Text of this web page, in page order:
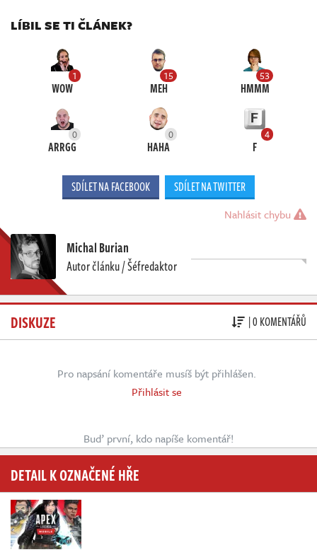
LÍBIL SE TI ČLÁNEK?
1
WOW
15
MEH
53
HMMM
0
ARRGG
0
HAHA
4
F
SDÍLET NA FACEBOOK SDÍLET NA TWITTER
Nahlásit chybu
Michal Burian
Autor článku / Šéfredaktor
DISKUZE | 0 KOMENTÁŘŮ
Pro napsání komentáře musíš být přihlášen.
Přihlásit se
Buď první, kdo napíše komentář!
DETAIL K OZNAČENÉ HŘE